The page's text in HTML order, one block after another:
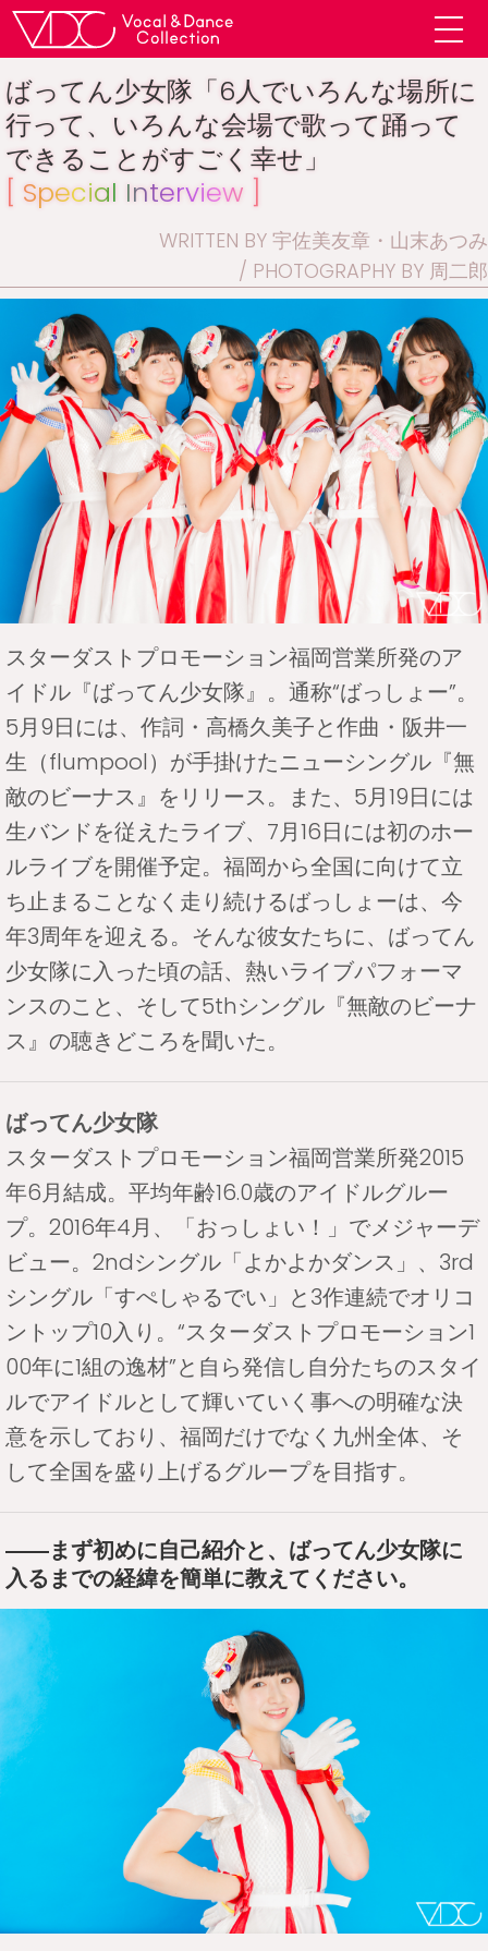
ばってん少女隊「6人でいろんな場所に
行って、いろんな会場で歌って踊って
できることがすごく幸せ」
[ Special Interview ]
WRITTEN BY 宇佐美友章・山末あつみ
PHOTOGRAPHY BY 周二郎
スターダストプロモーション福岡営業所発のア
イドル『ばってん少女隊』。通称“ばっしょー”。
5月9日には、作詞・高橋久美子と作曲・阪井一
生（flumpool）が手掛けたニューシングル『無
敵のビーナス』をリリース。また、5月19日には
生バンドを従えたライブ、7月16日には初のホー
ルライブを開催予定。福岡から全国に向けて立
ち止まることなく走り続けるばっしょーは、今
年3周年を迎える。そんな彼女たちに、ばってん
少女隊に入った頃の話、熱いライブパフォーマ
ンスのこと、そして5thシングル『無敵のビーナ
ス』の聴きどころを聞いた。
ばってん少女隊
スターダストプロモーション福岡営業所発2015
年6月結成。平均年齢16.0歳のアイドルグルー
プ。2016年4月、「おっしょい！」でメジャーデ
ビュー。2ndシングル「よかよかダンス」、3rd
シングル「すぺしゃるでい」と3作連続でオリコ
ントップ10入り。“スターダストプロモーション1
00年に1組の逸材”と自ら発信し自分たちのスタイ
ルでアイドルとして輝いていく事への明確な決
意を示しており、福岡だけでなく九州全体、そ
して全国を盛り上げるグループを目指す。
――まず初めに自己紹介と、ばってん少女隊に
入るまでの経緯を簡単に教えてください。